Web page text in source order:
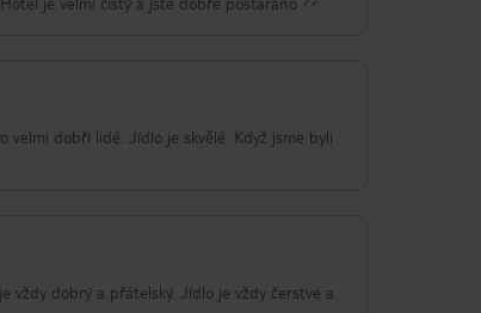
dobří lidé. Jídlo je skvělé. Když jsme byli
vždy dobrý a přátelský. Jídlo je vždy čerstvé a